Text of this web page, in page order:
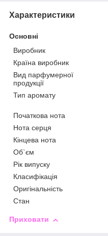
Характеристики
Основні
Виробник
Країна виробник
Вид парфумерної
продукції
Тип аромату
Початкова нота
Нота серця
Кінцева нота
Об`єм
Рік випуску
Класифікація
Оригінальність
Стан
Приховати